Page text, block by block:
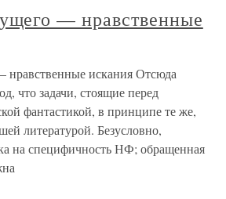
— нравственные
нравственные искания Отсюда
что задачи, стоящие перед
фантастикой, в принципе те же,
литературой. Безусловно,
на специфичность НФ; обращенная